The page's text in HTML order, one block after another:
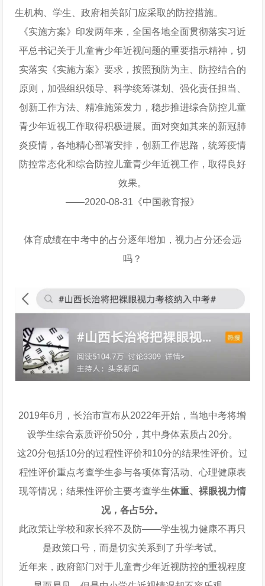
生机构、学生、政府相关部门应采取的防控措施。
《实施方案》印发两年来，全国各地全面贯彻落实习近
平总书记关于儿童青少年近视问题的重要指示精神，切
实落实《实施方案》要求，按照预防为主、防控结合的
原则，加强组织领导、科学统筹谋划、强化责任担当、
创新工作方法、精准施策发力，稳步推进综合防控儿童
青少年近视工作取得积极进展。面对突如其来的新冠肺
炎疫情，各地精心部署安排，创新工作思路，统筹疫情
防控常态化和综合防控儿童青少年近视工作，取得良好
效果。
——2020-08-31《中国教育报》
体育成绩在中考中的占分逐年增加，视力占分还会远
吗？
2019年6月，长治市宣布从2022年开始，当地中考将增
设学生综合素质评价50分，其中身体素质占20分。
这20分包括10分的过程性评价和10分的结果性评价。过
程性评价重点考查学生参与各项体育活动、心理健康表
现等情况；结果性评价主要考查学生体重、裸眼视力情
况，各占5分。
此政策让学校和家长猝不及防——学生视力健康不再只
是政策口号，而是切实关系到了升学考试。
近年来，政府部门对于儿童青少年近视防控的重视程度